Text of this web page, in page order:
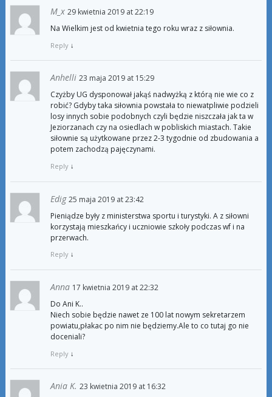
M_x 29 kwietnia 2019 at 22:19
Na Wielkim jest od kwietnia tego roku wraz z siłownia.
Reply ↓
Anhelli 23 maja 2019 at 15:29
Czyżby UG dysponował jakąś nadwyżką z którą nie wie co z
robić? Gdyby taka siłownia powstała to niewatpliwie podzieli
losy innych sobie podobnych czyli będzie niszczała jak ta w
Jeziorzanach czy na osiedlach w pobliskich miastach. Takie
siłownie są użytkowane przez 2-3 tygodnie od zbudowania a
potem zachodzą pajęczynami.
Reply ↓
Edig25 maja 2019 at 23:42
Pieniądze były z ministerstwa sportu i turystyki. A z siłowni
korzystają mieszkańcy i uczniowie szkoły podczas wf i na
przerwach.
Reply ↓
Anna 17 kwietnia 2019 at 22:32
Do Ani K..
Niech sobie będzie nawet ze 100 lat nowym sekretarzem
powiatu,płakac po nim nie będziemy.Ale to co tutaj go nie
doceniali?
Reply ↓
Ania K. 23 kwietnia 2019 at 16:32